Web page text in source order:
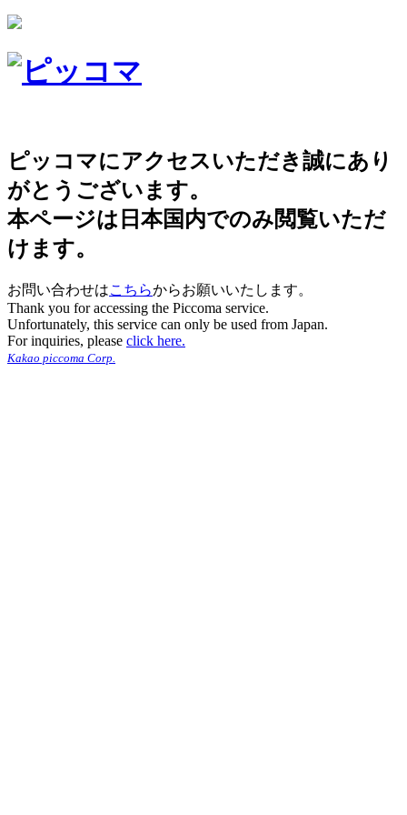
ピッコマにアクセスいただき誠にあり
がとうございます。
本ページは日本国内でのみ閲覧いただ
けます。
お問い合わせはこちらからお願いいたします。
Thank you for accessing the Piccoma service.
Unfortunately, this service can only be used from Japan.
For inquiries, please click here.
Kakao piccoma Corp.